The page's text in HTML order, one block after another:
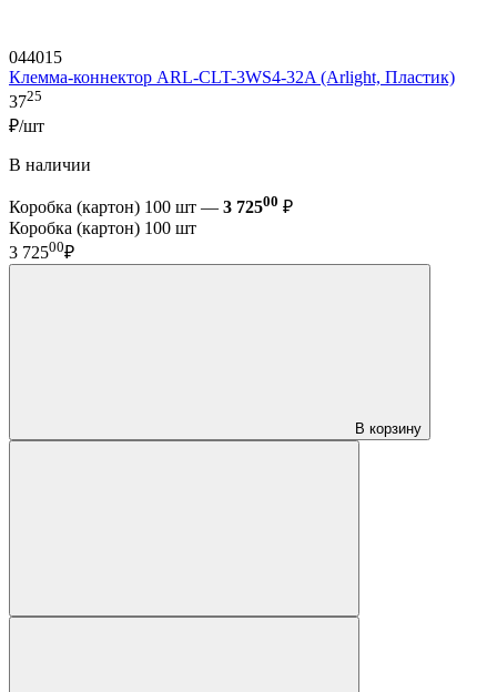
044015
Клемма-коннектор ARL-CLT-3WS4-32A (Arlight, Пластик)
3725
₽/шт
В наличии
Коробка (картон) 100 шт — 3 72500 ₽
Коробка (картон) 100 шт
3 72500₽
В корзину